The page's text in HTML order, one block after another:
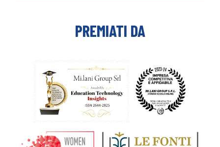
PREMIATI DA